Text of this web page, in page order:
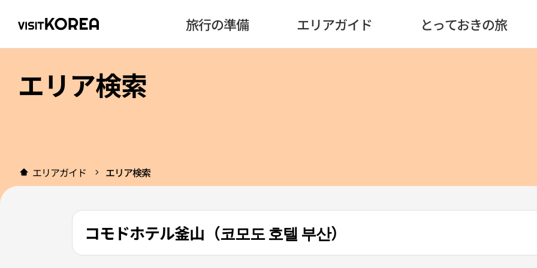
旅行の準備 エリアガイド とっておきの旅
エリア検索
エリアガイド エリア検索
コモドホテル釜山（코모도 호텔 부산）